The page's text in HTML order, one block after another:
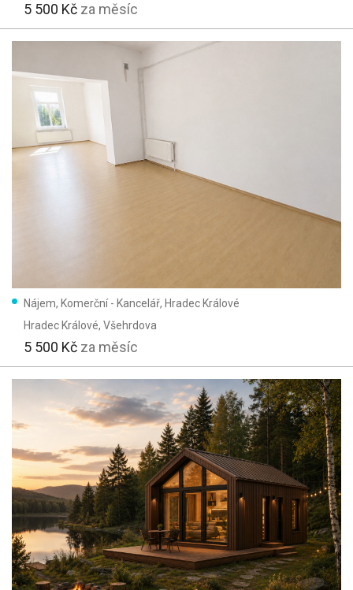
5 500 Kč za měsíc
Nájem, Komerční - Kancelář, Hradec Králové
Hradec Králové, Všehrdova
5 500 Kč za měsíc